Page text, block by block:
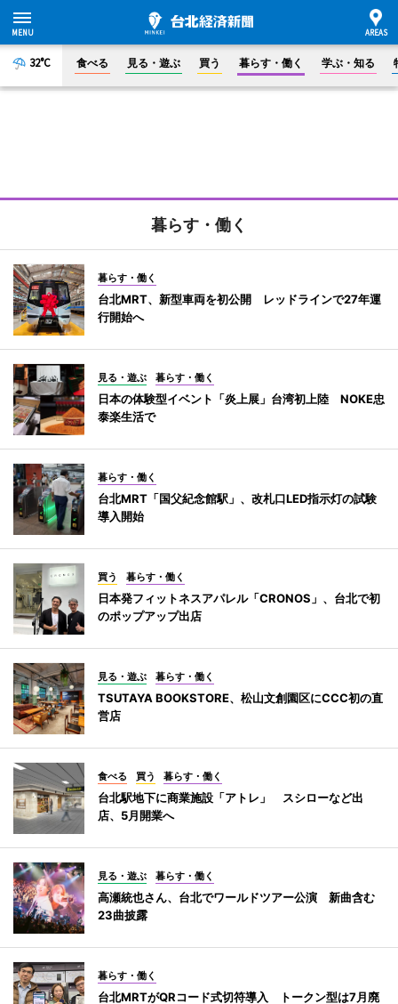
32°C 食べる 見る・遊ぶ 買う 暮らす・働く 学ぶ・知る
暮らす・働く
暮らす・働く
台北MRT、新型車両を初公開 レッドラインで27年運
行開始へ
見る・遊ぶ 暮らす・働く
日本の体験型イベント「炎上展」台湾初上陸 NOKE忠
泰楽生活で
暮らす・働く
台北MRT「国父紀念館駅」、改札口LED指示灯の試験
導入開始
買う 暮らす・働く
日本発フィットネスアパレル「CRONOS」、台北で初
のポップアップ出店
見る・遊ぶ 暮らす・働く
TSUTAYA BOOKSTORE、松山文創園区にCCC初の直
営店
食べる 買う 暮らす・働く
台北駅地下に商業施設「アトレ」 スシローなど出
店、5月開業へ
見る・遊ぶ 暮らす・働く
高瀬統也さん、台北でワールドツアー公演 新曲含む
23曲披露
暮らす・働く
台北MRTがQRコード式切符導入 トークン型は7月廃